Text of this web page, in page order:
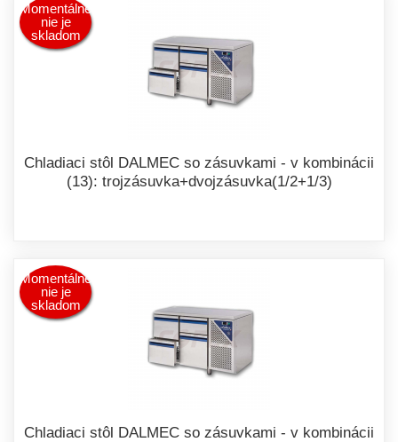
Momentálne
nie je
skladom
Chladiaci stôl DALMEC so zásuvkami - v kombinácii
(13): trojzásuvka+dvojzásuvka(1/2+1/3)
Momentálne
nie je
skladom
Chladiaci stôl DALMEC so zásuvkami - v kombinácii